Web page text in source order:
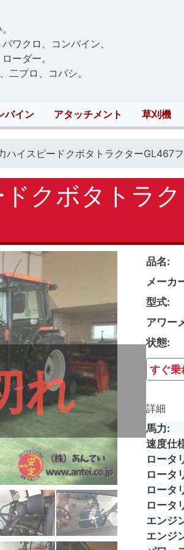
ワクロ、コンバイン、
ーダー。
二プロ、コバシ。
バイン アタッチメント 草刈機
ハイスピードクボタトラクターGL467
クボタトラ
れ
品名
メーカ
型式
アワー
状態
すぐ乗
詳細
馬力
速度仕
ロータ
ロータ
ロータ
ロータ
エンジ
エンジ